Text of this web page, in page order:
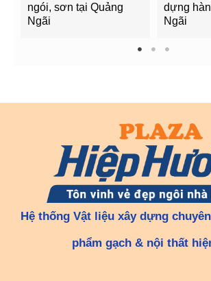
ngói, sơn tại Quảng
Ngãi
dựng
Ngãi
1 2 3
Hệ thống Vật liệu xây dựng
phẩm gạch & nội thất